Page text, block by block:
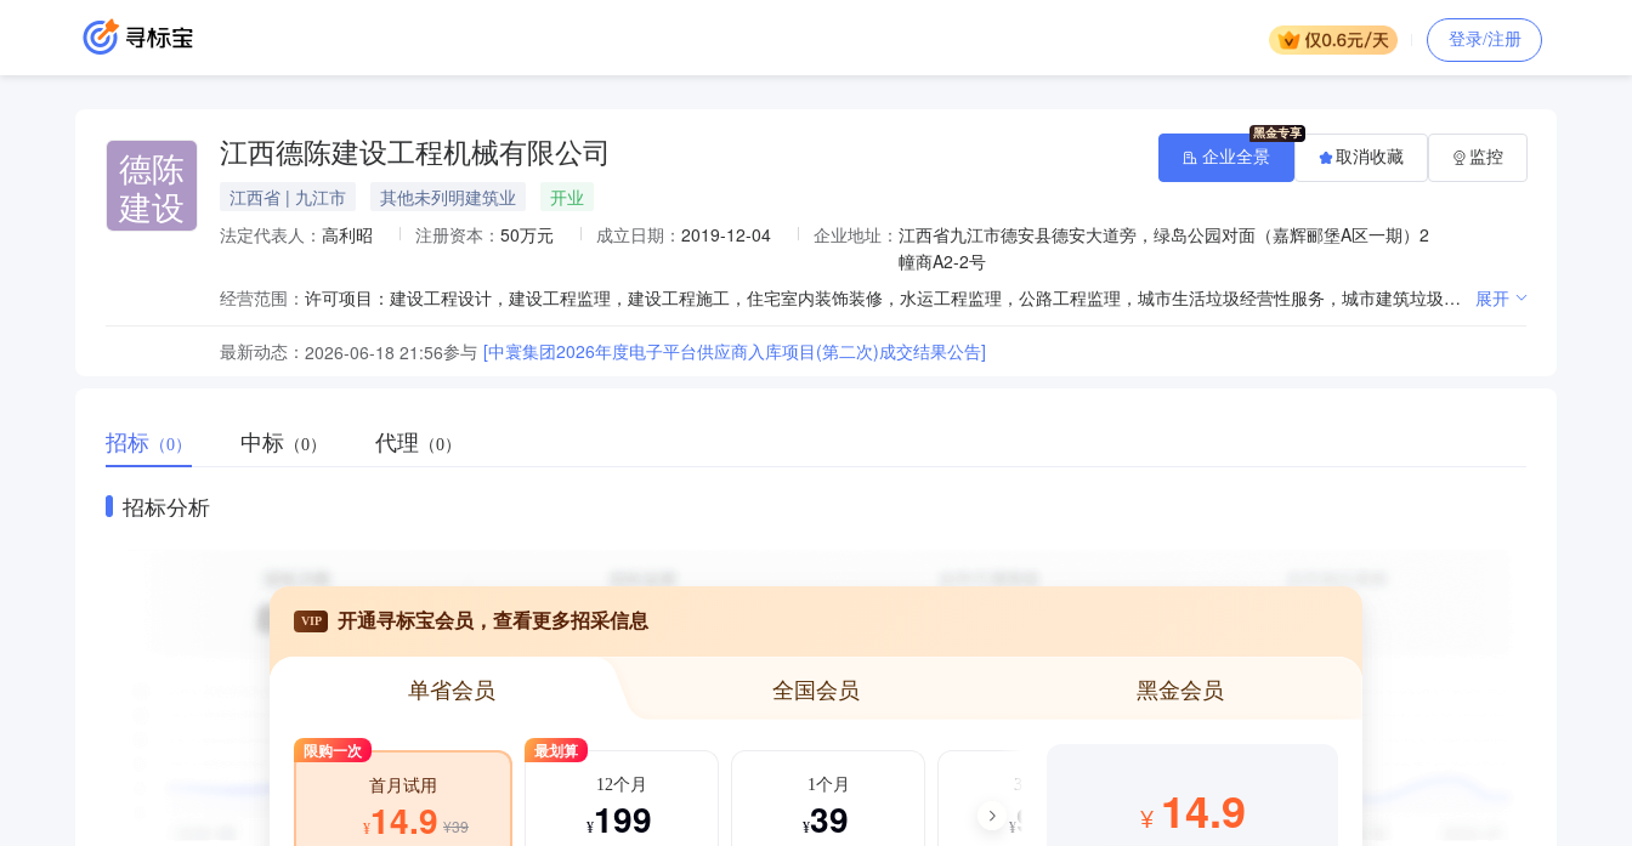
登录/注册
德陈
建设
江西德陈建设工程机械有限公司
江西省 | 九江市 其他未列明建筑业
开业
法定代表人： 高利昭 注册资本： 50万元 成立日期： 2019-12-04 企业地址： 江西省九江市德安县德安大道旁，绿岛公园对面（嘉辉郦堡A区一期）2
幢商A2-2号
经营范围：
许可项目：建设工程设计，建设工程监理，建设工程施工，住宅室内装饰装修，水运工程监理，公路工程监理，城市生活垃圾经营性服务，城市建筑垃圾处置（清运），道路货物运输（不含危险货物）（依法须经批准的项目，经相关部门批准后在许可有效期内方可开展经营活动，具体经营项目和许可期限以相关部门批准文件或许可证件为准） 一般项目：机械零件、零部件加工，机械零件、零部件销售，专用设备修理，机械设备租赁，建筑工程机械与设备租赁，土石方工程施工，市政设施管理，园林绿化工程施工，工程管理服务，房屋拆迁服务，润滑油销售，汽车零配件零售，轮胎销售，劳务服务（不含劳务派遣），建筑材料销售，电气设备销售，机械电气设备销售，门窗销售，门窗制造加工，室内木门窗安装服务，物业管理，城乡市容管理，建筑用钢筋产品销售，金属材料销售，金属结构销售（除依法须经批准的项目外，凭营业执照依法自主开展经营活动） 展开
最新动态： 2026-06-18 21:56参与 [中寰集团2026年度电子平台供应商入库项目(第二次)成交结果公告]
企业全景 取消收藏 监控
招标 （0） 中标 （0） 代理 （0）
招标分析
VIP 开通寻标宝会员，查看更多招采信息
单省会员 全国会员 黑金会员
限购一次
首月试用
¥14.9 ¥39
最划算
12个月
¥199
1个月
¥39
3个月
¥99 ¥ 14.9